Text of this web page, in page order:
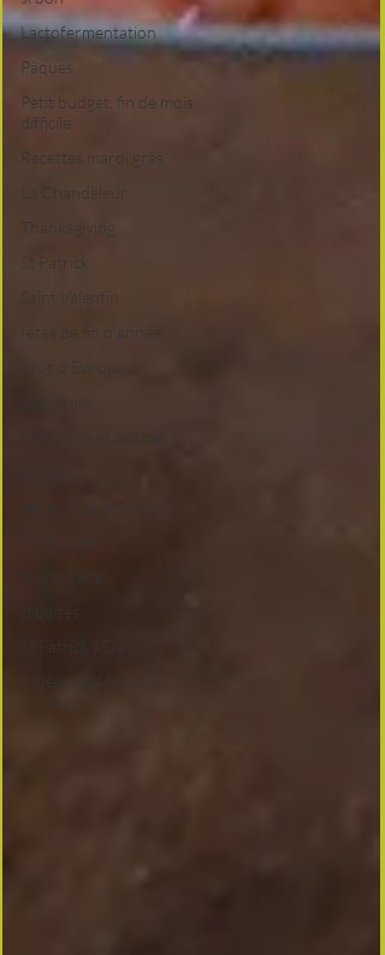
Lactofermentation
Pâques
Petit budget, fin de mois
difficile
Recettes mardi gras
La Chandeleur
Thanksgiving
St Patrick
Saint Valentin
fêtes de fin d'année
Tour d'Europe
charcuterie
crudités
St Patrick's Day
Saveurs d'Afrque &